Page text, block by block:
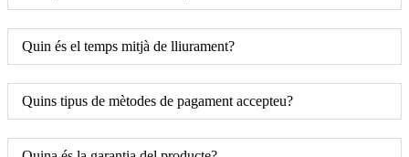
Quin és el temps mitjà de lliurament?
Quins tipus de mètodes de pagament accepteu?